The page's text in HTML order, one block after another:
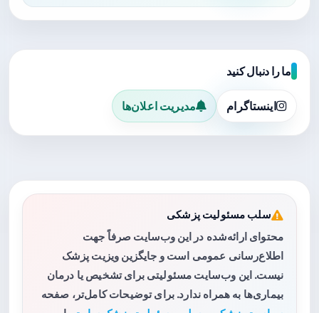
ما را دنبال کنید
اینستاگرام مدیریت اعلان‌ها
سلب مسئولیت پزشکی
محتوای ارائه‌شده در این وب‌سایت صرفاً جهت
اطلاع‌رسانی عمومی است و جایگزین ویزیت پزشک
نیست. این وب‌سایت مسئولیتی برای تشخیص یا درمان
بیماری‌ها به همراه ندارد. برای توضیحات کامل‌تر، صفحه